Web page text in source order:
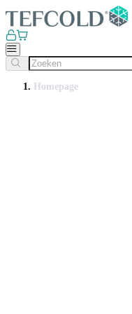
Homepage